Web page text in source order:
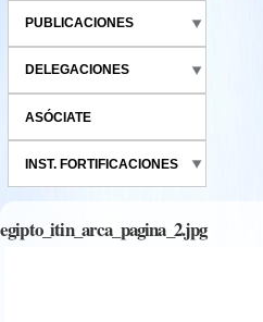
PUBLICACIONES
DELEGACIONES
ASÓCIATE
INST. FORTIFICACIONES
egipto_itin_arca_pagina_2.jpg